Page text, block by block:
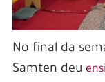
No final da
Samten deu